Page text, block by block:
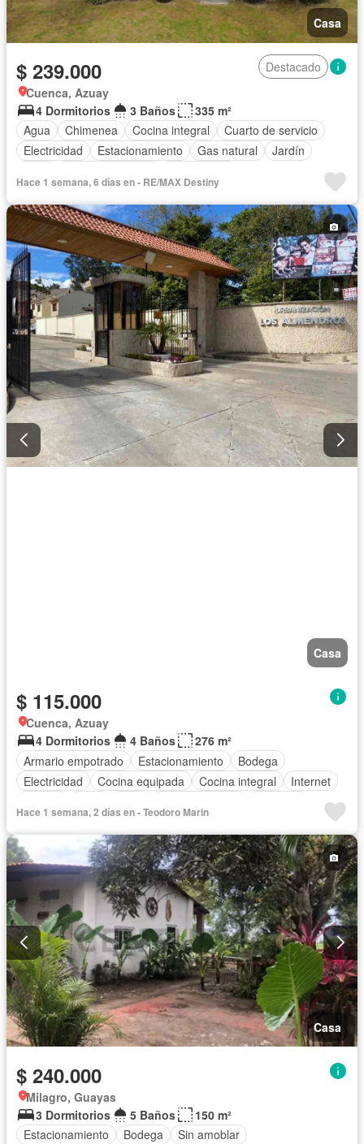
Casa
$ 239.000
Destacado
Cuenca, Azuay
4 Dormitorios
3 Baños
335 m²
Agua
Chimenea Cocina integral
Cuarto de servicio
Electricidad
Estacionamiento Gas natural
Jardín
Hace 1 semana, 6 días en - RE/MAX Destiny
Casa
$ 115.000
Cuenca, Azuay
4 Dormitorios
4 Baños
276 m²
Armario empotrado
Estacionamiento
Bodega
Electricidad
Cocina equipada Cocina integral
Internet
Jardín
Balcón Sin amoblar
Hace 1 semana, 2 días en - Teodoro Marin
Casa
$ 240.000
Milagro, Guayas
3 Dormitorios
5 Baños
150 m²
Estacionamiento
Bodega Sin amoblar